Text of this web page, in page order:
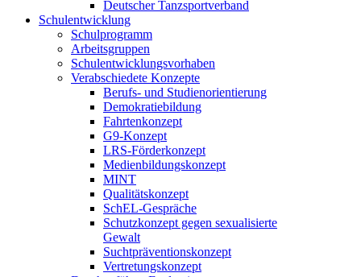
Deutscher Tanzsportverband
Schulentwicklung
Schulprogramm
Arbeitsgruppen
Schulentwicklungsvorhaben
Verabschiedete Konzepte
Berufs- und Studienorientierung
Demokratiebildung
Fahrtenkonzept
G9-Konzept
LRS-Förderkonzept
Medienbildungskonzept
MINT
Qualitätskonzept
SchEL-Gespräche
Schutzkonzept gegen sexualisierte
Gewalt
Suchtpräventionskonzept
Vertretungskonzept